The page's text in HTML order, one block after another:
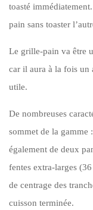
toasté
pain sans toaster
Le grille-pain va être
car il aura à la fois un
utile.
De nombreuses
sommet de la gamme
également de deux
fentes extra-larges
de centrage des
cuisson terminée.